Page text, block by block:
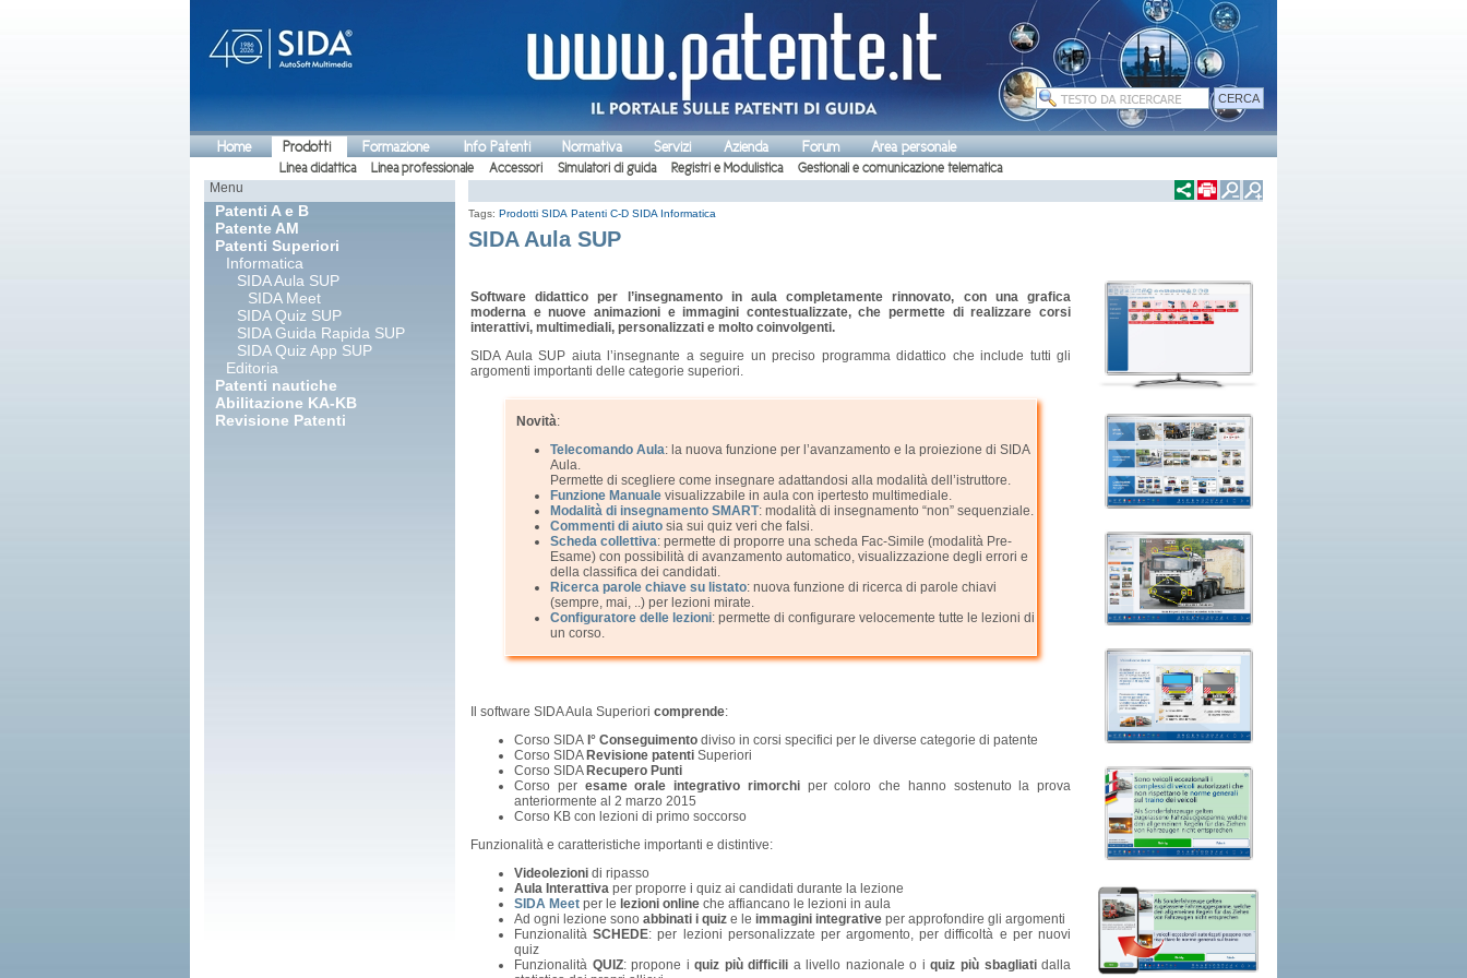
Home Prodotti Formazione Info Patenti Normativa Servizi Azienda Forum Area personale
Linea didattica Linea professionale Accessori Simulatori di guida Registri e Modulistica
Gestionali e comunicazione telematica
Menu
Patenti A e B
Patente AM
Patenti Superiori
Informatica
SIDA Aula SUP
SIDA Meet
SIDA Quiz SUP
SIDA Guida Rapida SUP
SIDA Quiz App SUP
Editoria
Patenti nautiche
Abilitazione KA-KB
Revisione Patenti
Tags: Prodotti SIDA Patenti C-D SIDA Informatica
SIDA Aula SUP
Software didattico per l’insegnamento in aula completamente rinnovato, con una grafica
moderna e nuove animazioni e immagini contestualizzate, che permette di realizzare corsi
interattivi, multimediali, personalizzati e molto coinvolgenti.
SIDA Aula SUP aiuta l’insegnante a seguire un preciso programma didattico che include tutti gli
argomenti importanti delle categorie superiori.
Novità:
Telecomando Aula: la nuova funzione per l’avanzamento e la proiezione di SIDA
Aula.
Permette di scegliere come insegnare adattandosi alla modalità dell’istruttore.
Funzione Manuale visualizzabile in aula con ipertesto multimediale.
Modalità di insegnamento SMART: modalità di insegnamento “non” sequenziale.
Commenti di aiuto sia sui quiz veri che falsi.
Scheda collettiva: permette di proporre una scheda Fac-Simile (modalità Pre-
Esame) con possibilità di avanzamento automatico, visualizzazione degli errori e
della classifica dei candidati.
Ricerca parole chiave su listato: nuova funzione di ricerca di parole chiavi
(sempre, mai, ..) per lezioni mirate.
Configuratore delle lezioni: permette di configurare velocemente tutte le lezioni di
un corso.
Il software SIDA Aula Superiori comprende:
Corso SIDA I° Conseguimento diviso in corsi specifici per le diverse categorie di patente
Corso SIDA Revisione patenti Superiori
Corso SIDA Recupero Punti
Corso per esame orale integrativo rimorchi per coloro che hanno sostenuto la prova
anteriormente al 2 marzo 2015
Corso KB con lezioni di primo soccorso
Funzionalità e caratteristiche importanti e distintive:
Videolezioni di ripasso
Aula Interattiva per proporre i quiz ai candidati durante la lezione
SIDA Meet per le lezioni online che affiancano le lezioni in aula
Ad ogni lezione sono abbinati i quiz e le immagini integrative per approfondire gli argomenti
FunzionalitàSCHEDE: per lezioni personalizzate per argomento, per difficoltà e per nuovi
quiz
Funzionalità QUIZ: propone iquiz più difficili a livello nazionale o iquiz più sbagliatidalla